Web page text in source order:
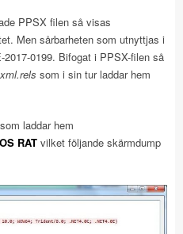
PPSX filen så visas
Men sårbarheten som utnyttjas i
0199. Bifogat i PPSX-filen så
som i sin tur laddar hem
laddar hem
RAT vilket följande skärmdump